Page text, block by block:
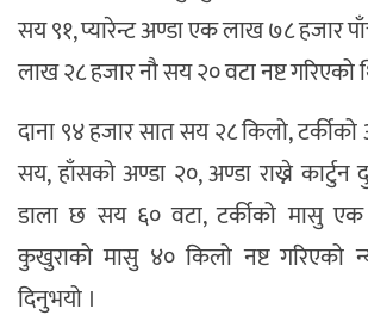
सय ९१, प्यारेन्ट अण्डा एक लाख ७८ हजार
लाख २८ हजार नौ सय २० वटा नष्ट गरिएको
दाना ९४ हजार सात सय २८ किलो,
सय, हाँसको अण्डा २०, अण्डा राख्ने
डाला छ सय ६० वटा, टर्कीको मासु
कुखुराको मासु ४० किलो नष्ट गरिएको
दिनुभयो ।